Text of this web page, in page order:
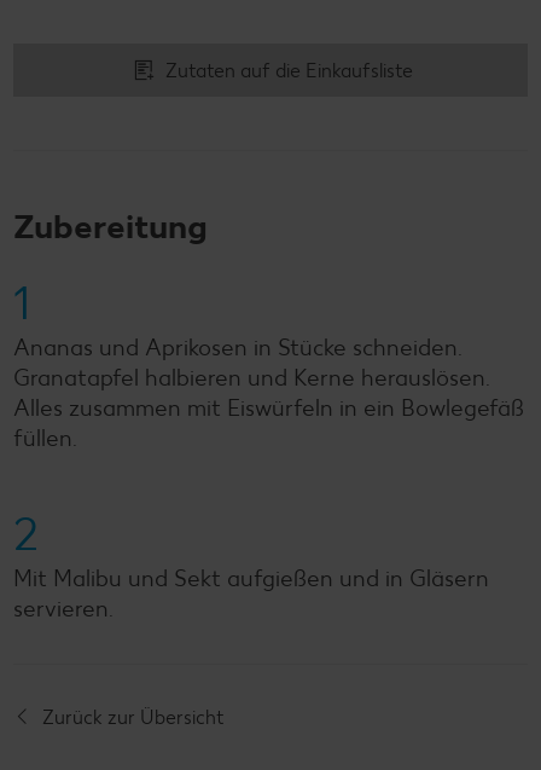
Zutaten auf die Einkaufsliste
Zubereitung
1
Ananas und Aprikosen in Stücke schneiden.
Granatapfel halbieren und Kerne herauslösen.
Alles zusammen mit Eiswürfeln in ein Bowlegefäß
füllen.
2
Mit Malibu und Sekt aufgießen und in Gläsern
servieren.
Zurück zur Übersicht